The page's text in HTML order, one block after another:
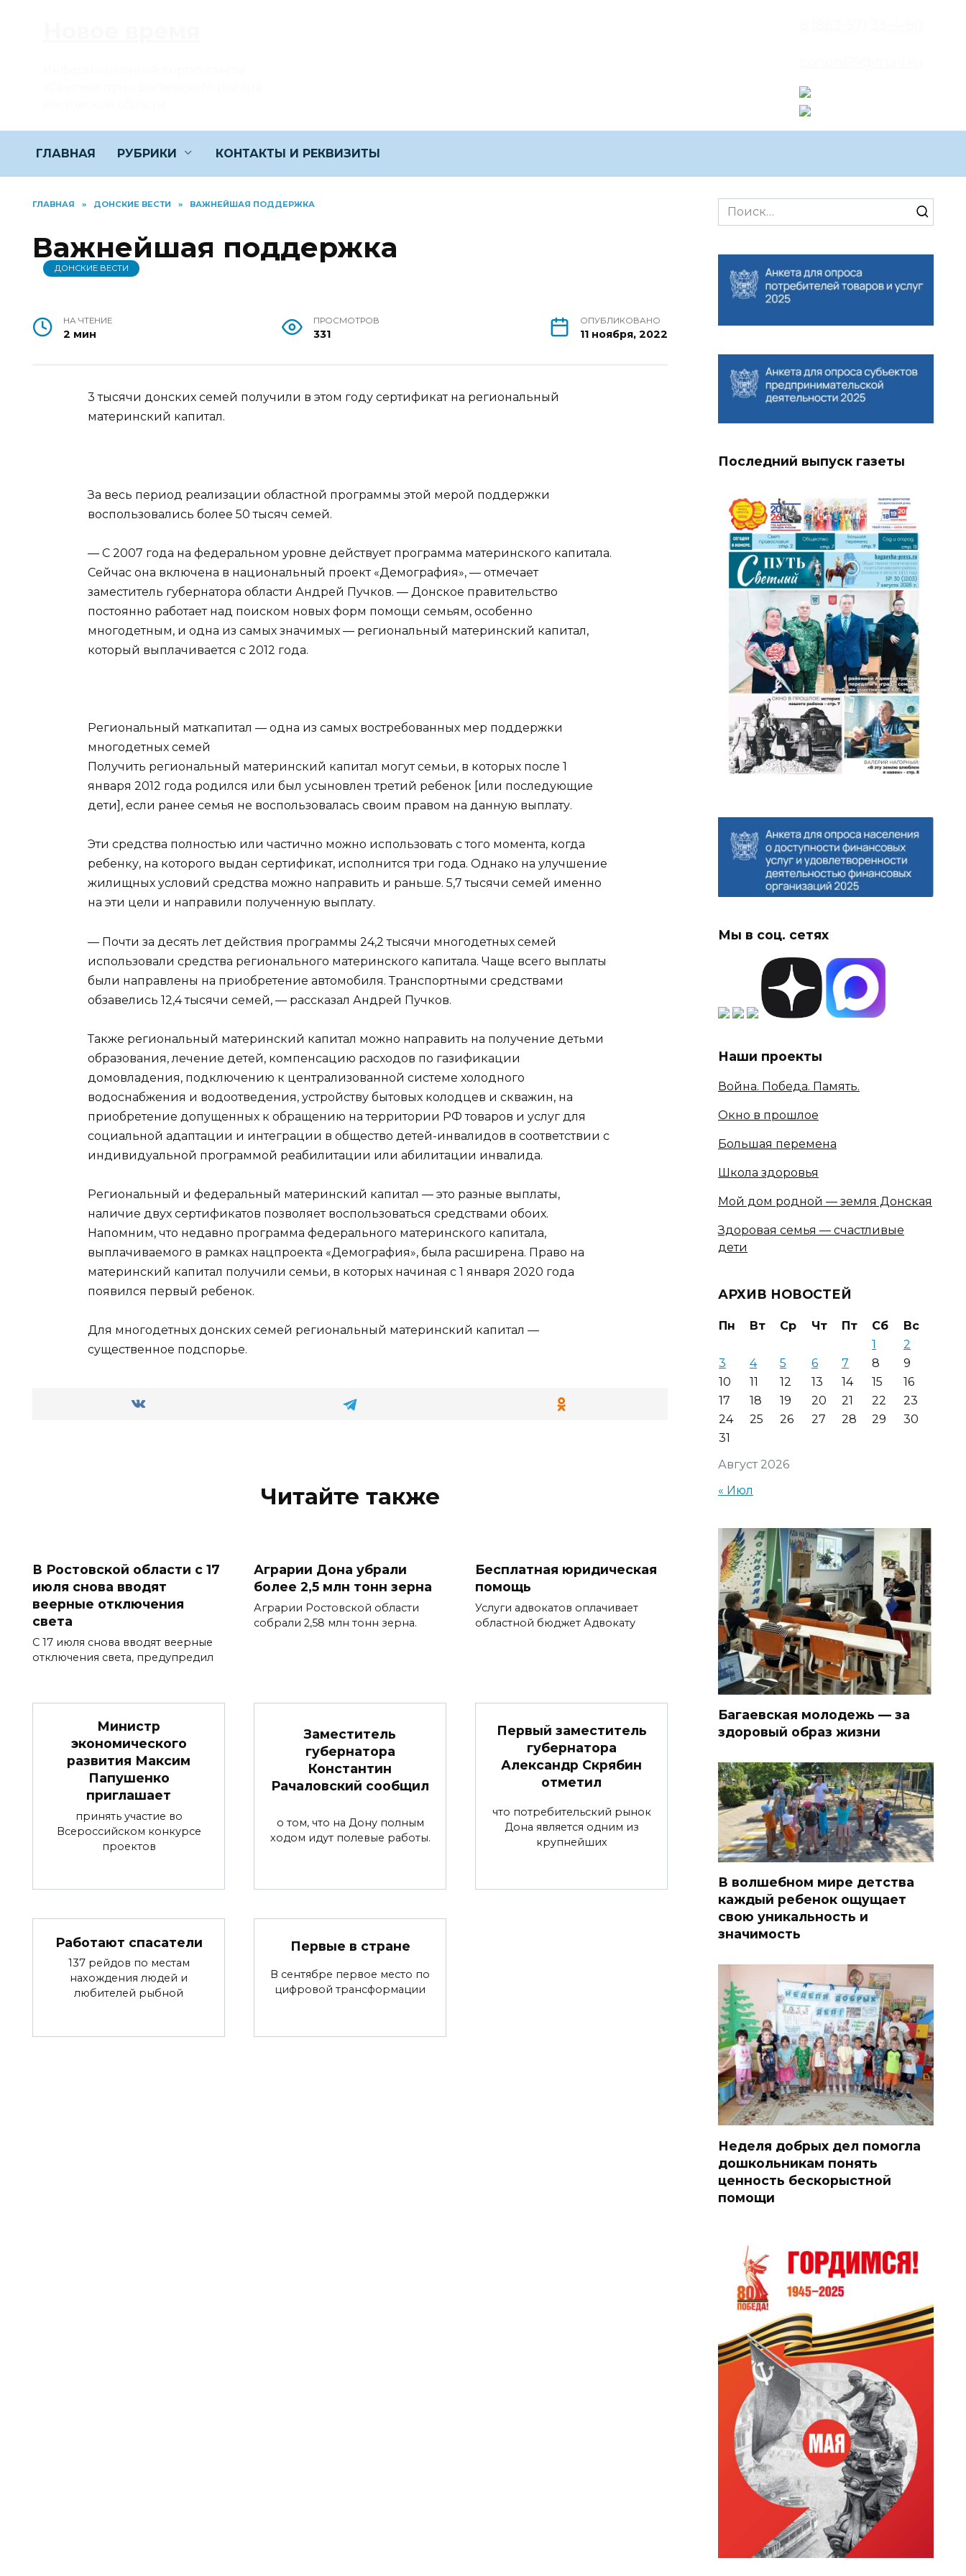
ГЛАВНАЯ РУБРИКИ КОНТАКТЫ И РЕКВИЗИТЫ
ГЛАВНАЯ » ДОНСКИЕ ВЕСТИ » ВАЖНЕЙШАЯ ПОДДЕРЖКА
Важнейшая поддержка
ДОНСКИЕ ВЕСТИ
НА ЧТЕНИЕ
2 мин
ПРОСМОТРОВ
331
ОПУБЛИКОВАНО
11 ноября, 2022
3 тысячи донских семей получили в этом году сертификат на региональный
материнский капитал.
За весь период реализации областной программы этой мерой поддержки
воспользовались более 50 тысяч семей.
— С 2007 года на федеральном уровне действует программа материнского капитала.
Сейчас она включена в национальный проект «Демография», — отмечает
заместитель губернатора области Андрей Пучков. — Донское правительство
постоянно работает над поиском новых форм помощи семьям, особенно
многодетным, и одна из самых значимых — региональный материнский капитал,
который выплачивается с 2012 года.
Региональный маткапитал — одна из самых востребованных мер поддержки
многодетных семей
Получить региональный материнский капитал могут семьи, в которых после 1
января 2012 года родился или был усыновлен третий ребенок [или последующие
дети], если ранее семья не воспользовалась своим правом на данную выплату.
Эти средства полностью или частично можно использовать с того момента, когда
ребенку, на которого выдан сертификат, исполнится три года. Однако на улучшение
жилищных условий средства можно направить и раньше. 5,7 тысячи семей именно
на эти цели и направили полученную выплату.
— Почти за десять лет действия программы 24,2 тысячи многодетных семей
использовали средства регионального материнского капитала. Чаще всего выплаты
были направлены на приобретение автомобиля. Транспортными средствами
обзавелись 12,4 тысячи семей, — рассказал Андрей Пучков.
Также региональный материнский капитал можно направить на получение детьми
образования, лечение детей, компенсацию расходов по газификации
домовладения, подключению к централизованной системе холодного
водоснабжения и водоотведения, устройству бытовых колодцев и скважин, на
приобретение допущенных к обращению на территории РФ товаров и услуг для
социальной адаптации и интеграции в общество детей-инвалидов в соответствии с
индивидуальной программой реабилитации или абилитации инвалида.
Региональный и федеральный материнский капитал — это разные выплаты,
наличие двух сертификатов позволяет воспользоваться средствами обоих.
Напомним, что недавно программа федерального материнского капитала,
выплачиваемого в рамках нацпроекта «Демография», была расширена. Право на
материнский капитал получили семьи, в которых начиная с 1 января 2020 года
появился первый ребенок.
Для многодетных донских семей региональный материнский капитал —
существенное подспорье.
Читайте также
В Ростовской области с 17
июля снова вводят
веерные отключения
света
С 17 июля снова вводят веерные
отключения света, предупредил
Аграрии Дона убрали
более 2,5 млн тонн зерна
Аграрии Ростовской области
собрали 2,58 млн тонн зерна.
Бесплатная юридическая
помощь
Услуги адвокатов оплачивает
областной бюджет Адвокату
Министр
экономического
развития Максим
Папушенко
приглашает
принять участие во
Всероссийском конкурсе
проектов
Заместитель
губернатора
Константин
Рачаловский сообщил
о том, что на Дону полным
ходом идут полевые работы.
Первый заместитель
губернатора
Александр Скрябин
отметил
что потребительский рынок
Дона является одним из
крупнейших
Работают спасатели
137 рейдов по местам
нахождения людей и
любителей рыбной
Первые в стране
В сентябре первое место по
цифровой трансформации
Search
for:
Последний выпуск газеты
Мы в соц. сетях
Наши проекты
Война. Победа. Память.
Окно в прошлое
Большая перемена
Школа здоровья
Мой дом родной — земля Донская
Здоровая семья — счастливые
дети
АРХИВ НОВОСТЕЙ
Август 2026
Пн Вт Ср Чт Пт Сб
Вс
1
2
3
4 5 6 7 8
9
10
11 12 13 14 15
16
17
18 19 20 21 22
23
24
25 26 27 28 29
30
31
« Июл
Багаевская молодежь — за
здоровый образ жизни
В волшебном мире детства
каждый ребенок ощущает
свою уникальность и
значимость
Неделя добрых дел помогла
дошкольникам понять
ценность бескорыстной
помощи